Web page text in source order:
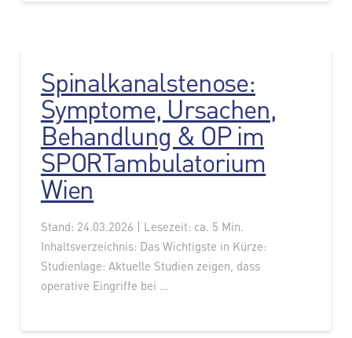
Spinalkanalstenose:
Symptome, Ursachen,
Behandlung & OP im
SPORTambulatorium
Wien
Stand: 24.03.2026 | Lesezeit: ca. 5 Min.
Inhaltsverzeichnis: Das Wichtigste in Kürze:
Studienlage: Aktuelle Studien zeigen, dass
operative Eingriffe bei …